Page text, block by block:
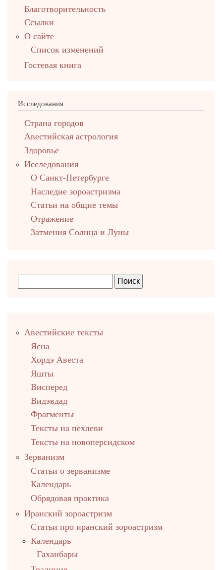
Благотворительность
Ссылки
О сайте
Список изменений
Гостевая книга
Исследования
Страна городов
Авестийская астрология
Здоровье
Исследования
О Санкт-Петербурге
Наследие зороастризма
Cтатьи на общие темы
Отражение
Затмения Солнца и Луны
столбец
Авестийские тексты
Ясна
Хордэ Авеста
Яшты
Висперед
Видэвдад
Фрагменты
Тексты на пехлеви
Тексты на новоперсидском
Зерванизм
Статьи о зерванизме
Календарь
Обрядовая практика
Иранский зороастризм
Статьи про иранский зороастризм
Календарь
Гаханбары